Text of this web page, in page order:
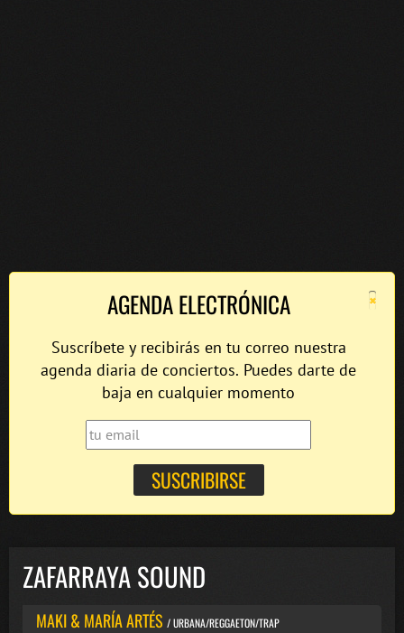
×
AGENDA ELECTRÓNICA
Suscríbete y recibirás en tu correo nuestra
agenda diaria de conciertos. Puedes darte de
baja en cualquier momento
ZAFARRAYA SOUND
MAKI & MARÍA ARTÉS / URBANA/REGGAETON/TRAP